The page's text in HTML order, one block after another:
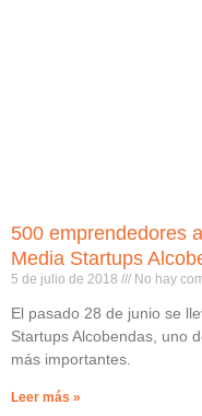
500 emprendedores
Media Startups
5 de julio de 2018 No hay
El pasado 28 de junio se
Startups Alcobendas, uno
más importantes.
Leer más »